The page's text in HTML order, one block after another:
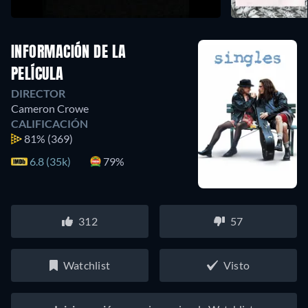
INFORMACIÓN DE LA
PELÍCULA
DIRECTOR
Cameron Crowe
CALIFICACIÓN
81% (369)
6.8 (35k)
79%
312 57
Watchlist Visto